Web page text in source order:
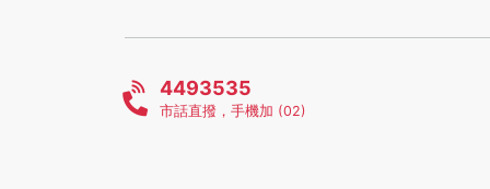
4493535
市話直撥，手機加 (02)